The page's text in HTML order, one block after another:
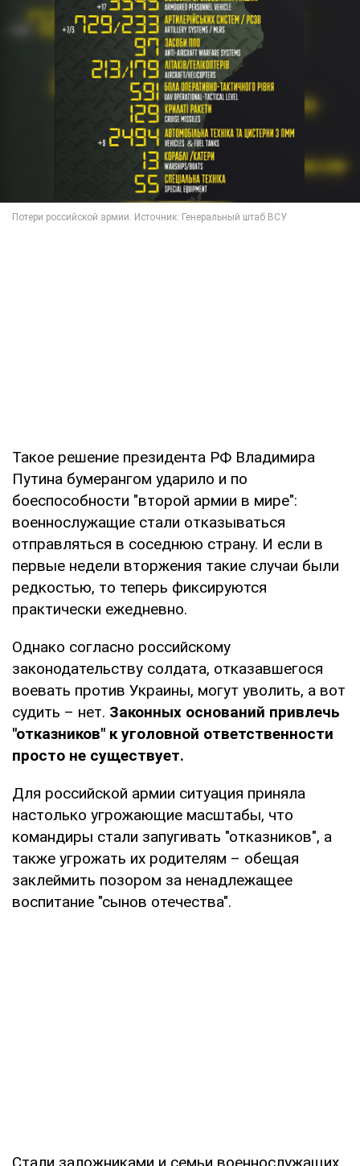
Такое решение президента РФ Владимира
Путина бумерангом ударило и по
боеспособности "второй армии в мире":
военнослужащие стали отказываться
отправляться в соседнюю страну. И если в
первые недели вторжения такие случаи были
редкостью, то теперь фиксируются
практически ежедневно.
Однако согласно российскому
законодательству солдата, отказавшегося
воевать против Украины, могут уволить, а вот
судить – нет. Законных оснований привлечь
"отказников" к уголовной ответственности
просто не существует.
Для российской армии ситуация приняла
настолько угрожающие масштабы, что
командиры стали запугивать "отказников", а
также угрожать их родителям – обещая
заклеймить позором за ненадлежащее
воспитание "сынов отечества".